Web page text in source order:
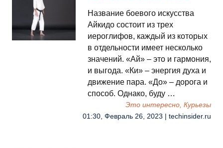
Название боевого искусства
Айкидо состоит из трех
иероглифов, каждый из которых
в отдельности имеет несколько
значений. «Ай» – это и гармония,
и выгода. «Ки» – энергия духа и
движение пара. «До» – дорога и
способ. Однако, буду …
Это интересно, Курьезы
01:30, Февраль 26, 2023 | techinsider.ru